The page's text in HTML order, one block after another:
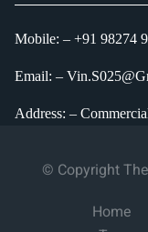
Mobile: – +91 98274
Email: –
Address: –
© Copyright
Home